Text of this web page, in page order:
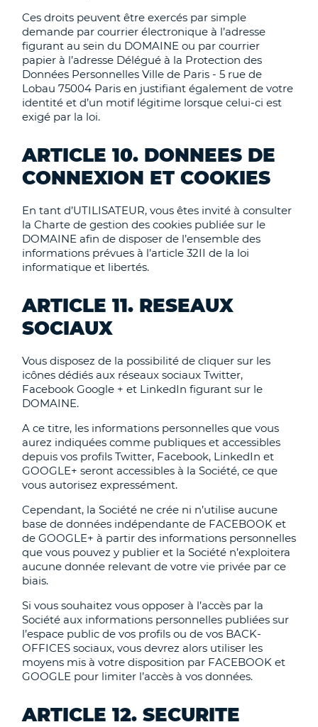
Ces droits peuvent être exercés par simple
demande par courrier électronique à l’adresse
figurant au sein du DOMAINE ou par courrier
papier à l’adresse Délégué à la Protection des
Données Personnelles Ville de Paris - 5 rue de
Lobau 75004 Paris en justifiant également de votre
identité et d’un motif légitime lorsque celui-ci est
exigé par la loi.
ARTICLE 10. DONNEES DE
CONNEXION ET COOKIES
En tant d’UTILISATEUR, vous êtes invité à consulter
la Charte de gestion des cookies publiée sur le
DOMAINE afin de disposer de l’ensemble des
informations prévues à l’article 32II de la loi
informatique et libertés.
ARTICLE 11. RESEAUX
SOCIAUX
Vous disposez de la possibilité de cliquer sur les
icônes dédiés aux réseaux sociaux Twitter,
Facebook Google + et LinkedIn figurant sur le
DOMAINE.
A ce titre, les informations personnelles que vous
aurez indiquées comme publiques et accessibles
depuis vos profils Twitter, Facebook, LinkedIn et
GOOGLE+ seront accessibles à la Société, ce que
vous autorisez expressément.
Cependant, la Société ne crée ni n’utilise aucune
base de données indépendante de FACEBOOK et
de GOOGLE+ à partir des informations personnelles
que vous pouvez y publier et la Société n’exploitera
aucune donnée relevant de votre vie privée par ce
biais.
Si vous souhaitez vous opposer à l’accès par la
Société aux informations personnelles publiées sur
l’espace public de vos profils ou de vos BACK-
OFFICES sociaux, vous devrez alors utiliser les
moyens mis à votre disposition par FACEBOOK et
GOOGLE pour limiter l’accès à vos données.
ARTICLE 12. SECURITE